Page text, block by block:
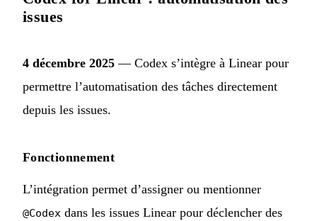
issues
4 décembre 2025 — Codex s’intègre à Linear pour
permettre l’automatisation des tâches directement
depuis les issues.
Fonctionnement
L’intégration permet d’assigner ou mentionner
@Codex dans les issues Linear pour déclencher des